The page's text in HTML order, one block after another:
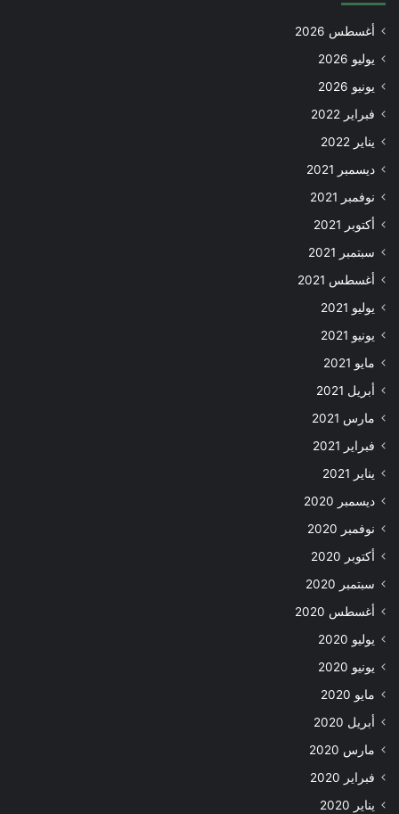
أغسطس 2026
يوليو 2026
يونيو 2026
فبراير 2022
يناير 2022
ديسمبر 2021
نوفمبر 2021
أكتوبر 2021
سبتمبر 2021
أغسطس 2021
يوليو 2021
يونيو 2021
مايو 2021
أبريل 2021
مارس 2021
فبراير 2021
يناير 2021
ديسمبر 2020
نوفمبر 2020
أكتوبر 2020
سبتمبر 2020
أغسطس 2020
يوليو 2020
يونيو 2020
مايو 2020
أبريل 2020
مارس 2020
فبراير 2020
يناير 2020